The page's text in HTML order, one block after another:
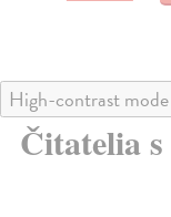
High-contrast mode
Čitatelia